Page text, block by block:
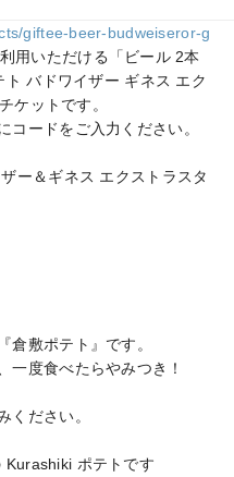
giftee-beer-budweiseror-g
用いただける「ビール 2本
バドワイザー ギネス エク
ケットです。
コードをご入力ください。
ー＆ギネス エクストラスタ
倉敷ポテト』です。
一度食べたらやみつき！
ください。
Kurashiki ポテトです